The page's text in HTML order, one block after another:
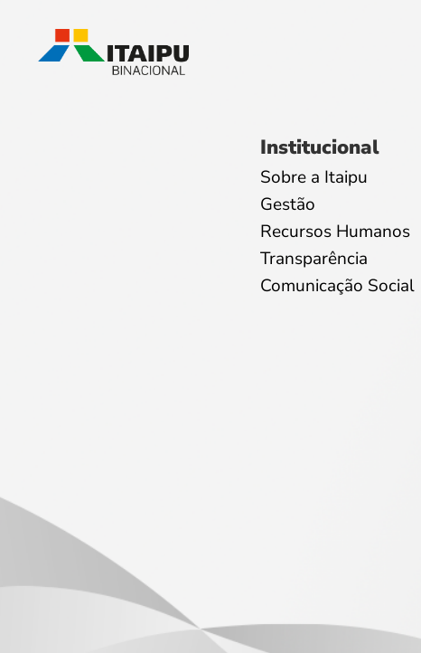
Institucional
Sobre a Itaipu
Gestão
Recursos Humanos
Transparência
Comunicação Social